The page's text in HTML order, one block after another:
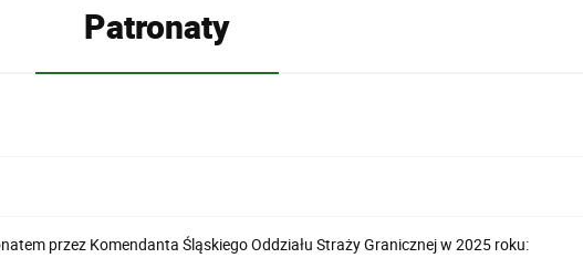
Patronaty
przez Komendanta Śląskiego Oddziału Straży Granicznej w 2025 roku: